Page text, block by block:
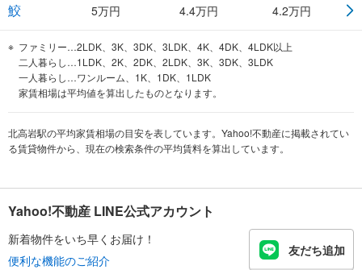
鮫 5万円 4.4万円 4.2万円
ファミリー…2LDK、3K、3DK、3LDK、4K、4DK、4LDK以上
二人暮らし…1LDK、2K、2DK、2LDK、3K、3DK、3LDK
一人暮らし…ワンルーム、1K、1DK、1LDK
家賃相場は平均値を算出したものとなります。
北高岩駅の平均家賃相場の目安を表しています。Yahoo!不動産に掲載されてい
る賃貸物件から、現在の検索条件の平均賃料を算出しています。
Yahoo!不動産 LINE公式アカウント
新着物件をいち早くお届け！
便利な機能のご紹介
友だち追加